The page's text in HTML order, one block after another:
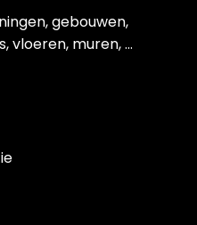
gebouwen,
vloeren, muren, …